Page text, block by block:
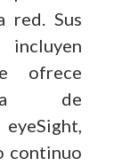
red. Sus
ofrece
de
continuo